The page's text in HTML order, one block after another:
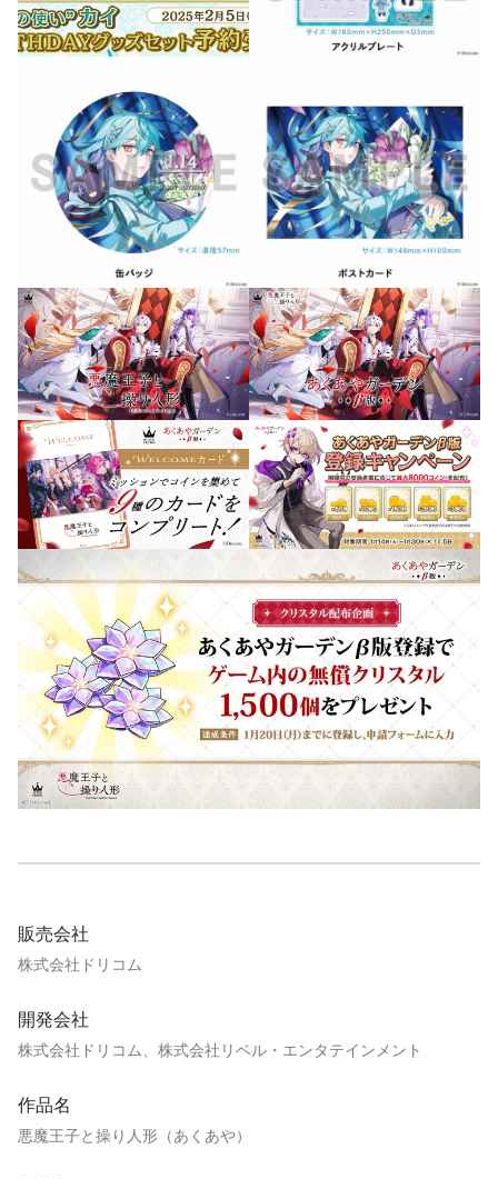
販売会社
株式会社ドリコム
開発会社
株式会社ドリコム、株式会社リベル・エンタテインメント
作品名
悪魔王子と操り人形（あくあや）